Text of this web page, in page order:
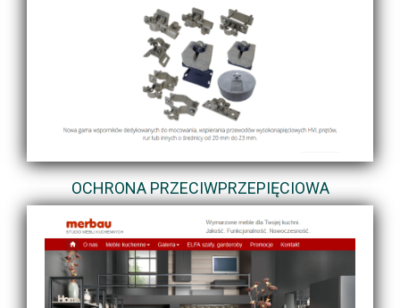
OCHRONA PRZECIWPRZEPIĘCIOWA